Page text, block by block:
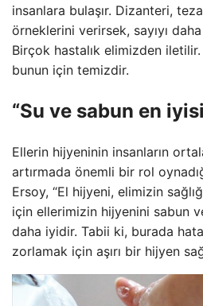
insanlara bulaşır. Dizanteri,
örneklerini verirsek, sayıyı
Birçok hastalık elimizden
bunun için temizdir.
“Su ve sabun en
Ellerin hijyeninin insanların
artırmada önemli bir rol
Ersoy, “El hijyeni, elimizin
için ellerimizin hijyenini sabun
daha iyidir. Tabii ki, burada
zorlamak için aşırı bir hijyen